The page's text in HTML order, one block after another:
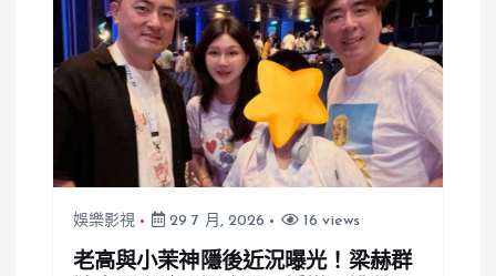
娛樂影視 29 7 月, 2026 16 views
老高與小茉神隱後近況曝光！梁赫群